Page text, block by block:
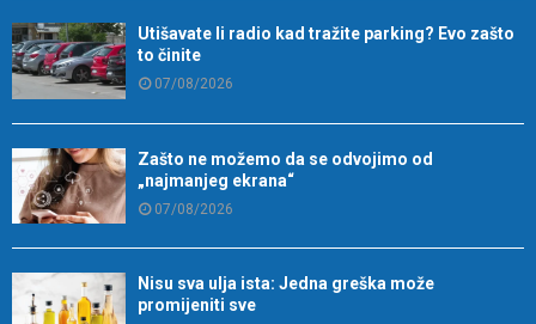
Utišavate li radio kad tražite parking? Evo zašto
to činite
07/08/2026
Zašto ne možemo da se odvojimo od
„najmanjeg ekrana“
07/08/2026
Nisu sva ulja ista: Jedna greška može
promijeniti sve